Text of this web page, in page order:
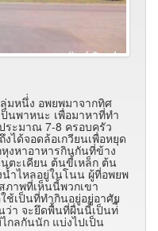
มหนึ่่ง อพยพมาจากทิศ
นพาหนะ เพื่อมาหาที่ทำ
ะมาณ 7-8 ครอบครัว
ได้จอดล้อเกวียนเพื่อหยุด
งหาอาหารกินกันที่ข้าง
ตะเคียน ต้นขี้เหล็ก ต้น
ำไหลอยู่ในโนน ผู้ที่อพยพ
ภาพที่เห็นนี้พวกเขา
ช้เป็นที่ทำกินอยู่อยู่อาศัย
ว่า จะยึดพื้นที่ผื่นนี้เป็นท่ี่
กลกันนัก แบ่งไปเป็น